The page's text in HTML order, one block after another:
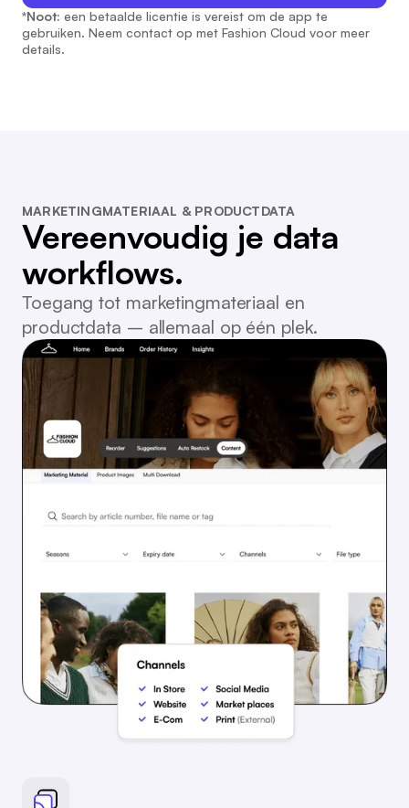
*Noot: een betaalde licentie is vereist om de app te
gebruiken. Neem contact op met Fashion Cloud voor meer
details.
MARKETINGMATERIAAL & PRODUCTDATA
Vereenvoudig je data
workflows.
Toegang tot marketingmateriaal en
productdata – allemaal op één plek.